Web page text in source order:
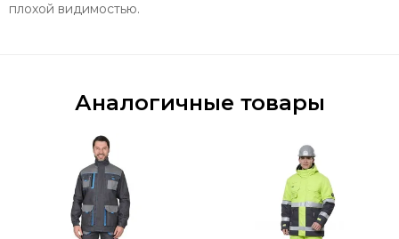
плохой видимостью.
Аналогичные товары